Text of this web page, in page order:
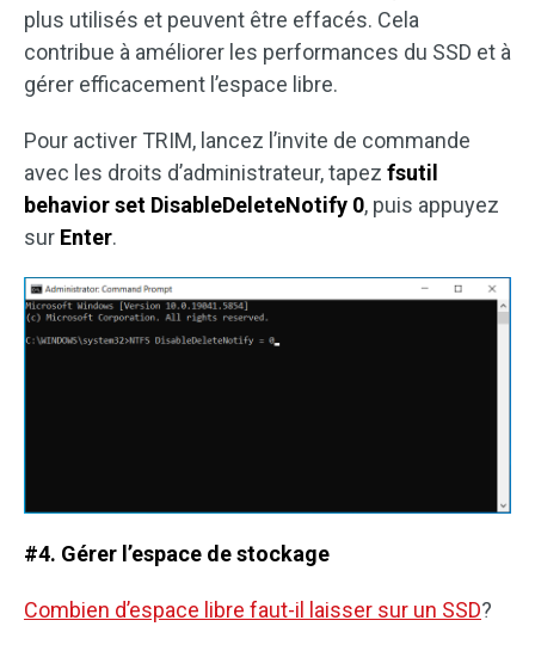
plus utilisés et peuvent être effacés. Cela
contribue à améliorer les performances du SSD et à
gérer efficacement l’espace libre.
Pour activer TRIM, lancez l’invite de commande
avec les droits d’administrateur, tapez fsutil
behavior set DisableDeleteNotify 0, puis appuyez
sur Enter.
#4. Gérer l’espace de stockage
Combien d’espace libre faut-il laisser sur un SSD?